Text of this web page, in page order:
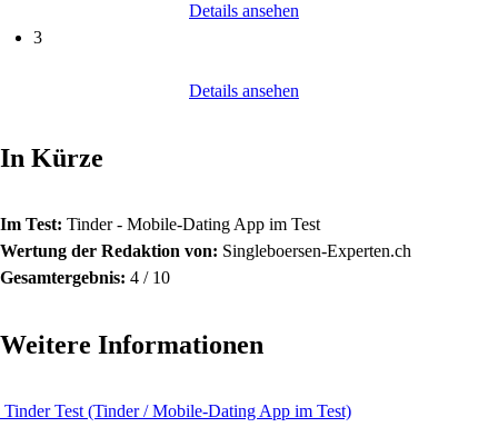
Details ansehen
3
Details ansehen
In Kürze
Im Test: Tinder - Mobile-Dating App im Test
Wertung der Redaktion von: Singleboersen-Experten.ch
Gesamtergebnis: 4 / 10
Weitere Informationen
Tinder Test (Tinder / Mobile-Dating App im Test)